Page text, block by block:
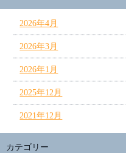
2026年4月
2026年3月
2026年1月
2025年12月
2021年12月
カテゴリー